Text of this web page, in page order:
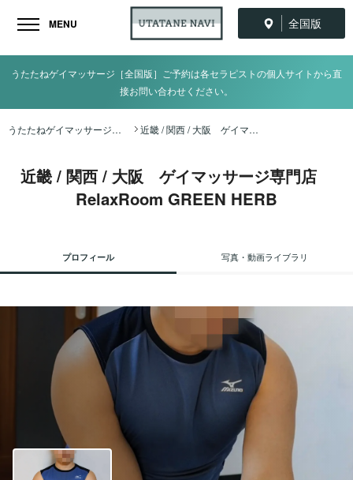
全国版
MENU
うたたねゲイマッサージ［全国版］ご予約は各セラピストの個人サイトから直
接お問い合わせください。
うたたねゲイマッサージ全国ナビ TOP 近畿 / 関西 / 大阪 ゲイマッサージ専門店 RelaxRoom GREEN HERB
近畿 / 関西 / 大阪 ゲイマッサージ専門店
RelaxRoom GREEN HERB
プロフィール 写真・動画ライブラリ